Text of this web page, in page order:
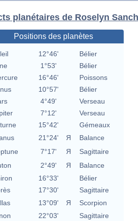
planétaires de Roselyn
Positions des planètes
12°46'
Bélier
1°53'
Bélier
16°46'
Poissons
10°57'
Bélier
4°49'
Verseau
7°12'
Verseau
15°42'
Gémeaux
21°24' Я
Balance
7°17' Я
Sagittaire
2°49' Я
Balance
16°33'
Bélier
17°30'
Sagittaire
13°09' Я
Scorpion
22°03' Sagittaire